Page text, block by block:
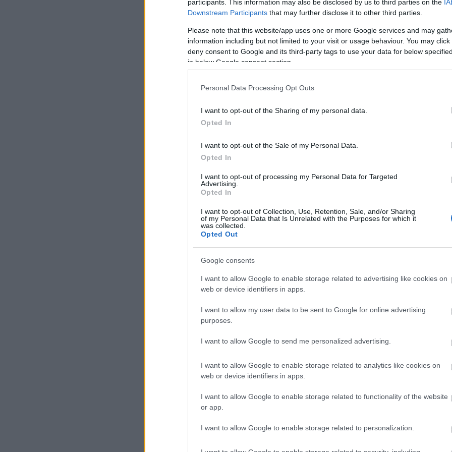
participants. This information may also be disclosed by us to third parties on the
Downstream Participants that may further disclose it to other third parties.
Please note that this website/app uses one or more Google services and may
information including but not limited to your visit or usage behaviour. You may
deny consent to Google and its third-party tags to use your data for below
in below Google consent section.
Personal Data Processing Opt Outs
I want to opt-out of the Sharing of my personal data.
Opted In
I want to opt-out of the Sale of my Personal Data.
Opted In
I want to opt-out of processing my Personal Data for Targeted
Advertising.
Opted In
I want to opt-out of Collection, Use, Retention, Sale, and/or Sharing
of my Personal Data that Is Unrelated with the Purposes for which it
was collected.
Opted Out
Google consents
I want to allow Google to enable storage related to advertising like cookies on
web or device identifiers in apps.
I want to allow my user data to be sent to Google for online advertising
purposes.
I want to allow Google to send me personalized advertising.
I want to allow Google to enable storage related to analytics like cookies on
web or device identifiers in apps.
I want to allow Google to enable storage related to functionality of the website
or app.
I want to allow Google to enable storage related to personalization.